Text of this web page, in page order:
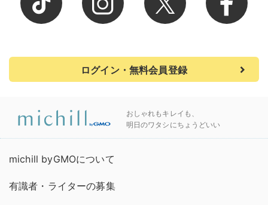
ログイン・無料会員登録
おしゃれもキレイも、
明日のワタシにちょうどいい
michill byGMOについて
有識者・ライターの募集